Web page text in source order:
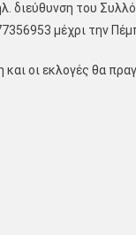
διεύθυνση του
μέχρι την
οι εκλογές θα